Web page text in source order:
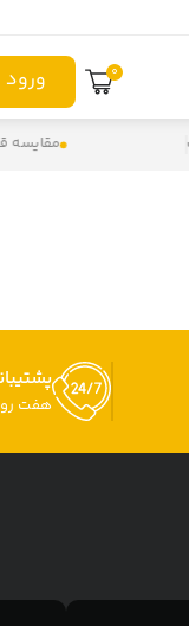
0 ورود
مقایسه
پشتیبانی 24
هفت